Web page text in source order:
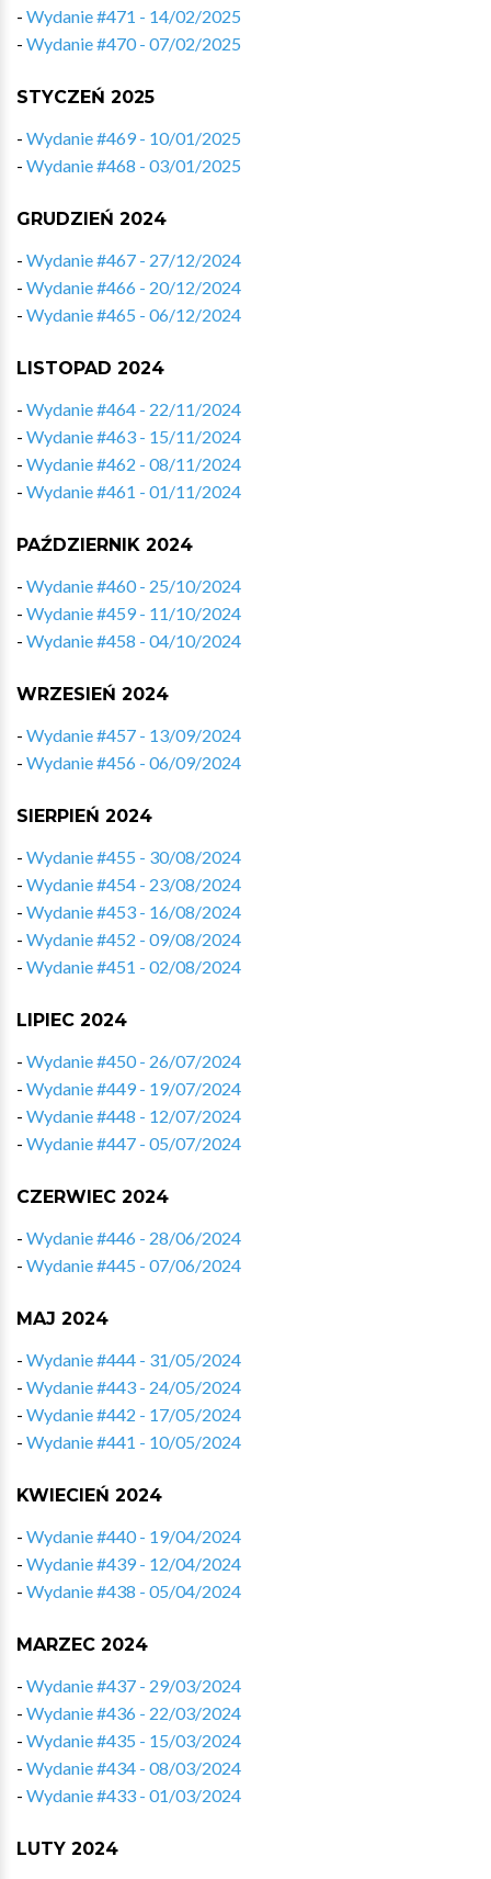
- Wydanie #471 - 14/02/2025
- Wydanie #470 - 07/02/2025
STYCZEŃ 2025
- Wydanie #469 - 10/01/2025
- Wydanie #468 - 03/01/2025
GRUDZIEŃ 2024
- Wydanie #467 - 27/12/2024
- Wydanie #466 - 20/12/2024
- Wydanie #465 - 06/12/2024
LISTOPAD 2024
- Wydanie #464 - 22/11/2024
- Wydanie #463 - 15/11/2024
- Wydanie #462 - 08/11/2024
- Wydanie #461 - 01/11/2024
PAŹDZIERNIK 2024
- Wydanie #460 - 25/10/2024
- Wydanie #459 - 11/10/2024
- Wydanie #458 - 04/10/2024
WRZESIEŃ 2024
- Wydanie #457 - 13/09/2024
- Wydanie #456 - 06/09/2024
SIERPIEŃ 2024
- Wydanie #455 - 30/08/2024
- Wydanie #454 - 23/08/2024
- Wydanie #453 - 16/08/2024
- Wydanie #452 - 09/08/2024
- Wydanie #451 - 02/08/2024
LIPIEC 2024
- Wydanie #450 - 26/07/2024
- Wydanie #449 - 19/07/2024
- Wydanie #448 - 12/07/2024
- Wydanie #447 - 05/07/2024
CZERWIEC 2024
- Wydanie #446 - 28/06/2024
- Wydanie #445 - 07/06/2024
MAJ 2024
- Wydanie #444 - 31/05/2024
- Wydanie #443 - 24/05/2024
- Wydanie #442 - 17/05/2024
- Wydanie #441 - 10/05/2024
KWIECIEŃ 2024
- Wydanie #440 - 19/04/2024
- Wydanie #439 - 12/04/2024
- Wydanie #438 - 05/04/2024
MARZEC 2024
- Wydanie #437 - 29/03/2024
- Wydanie #436 - 22/03/2024
- Wydanie #435 - 15/03/2024
- Wydanie #434 - 08/03/2024
- Wydanie #433 - 01/03/2024
LUTY 2024